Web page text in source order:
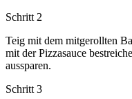
Schritt 2
Teig mit dem mitgerollten
mit der Pizzasauce
aussparen.
Schritt 3